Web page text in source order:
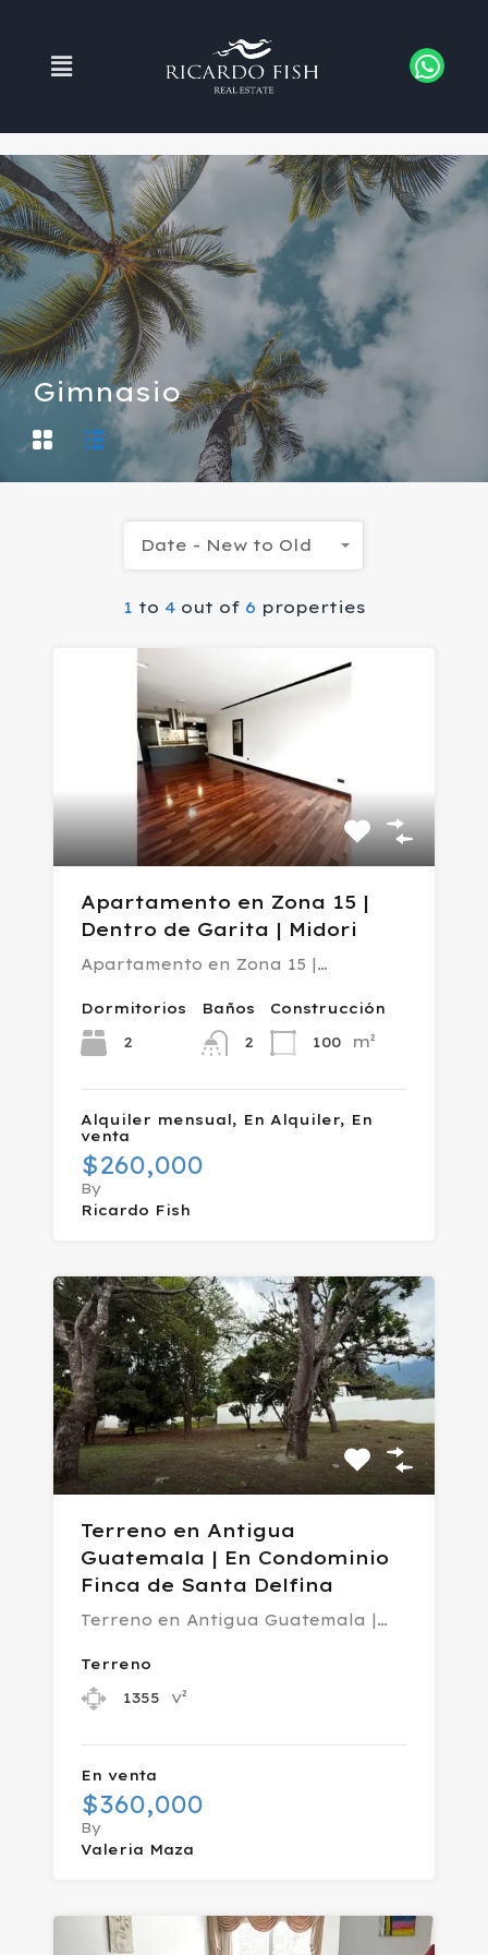
Gimnasio
1 to 4 out of 6 properties
Date - New to Old
Apartamento en Zona 15 |
Dentro de Garita | Midori
Apartamento en Zona 15 |…
Dormitorios
2
Baños
2
Construcción
100
m²
Alquiler mensual, En Alquiler, En
venta
$260,000
By
Ricardo Fish
Terreno en Antigua
Guatemala | En Condominio
Finca de Santa Delfina
Terreno en Antigua Guatemala |…
Terreno
1355
v²
En venta
$360,000
By
Valeria Maza